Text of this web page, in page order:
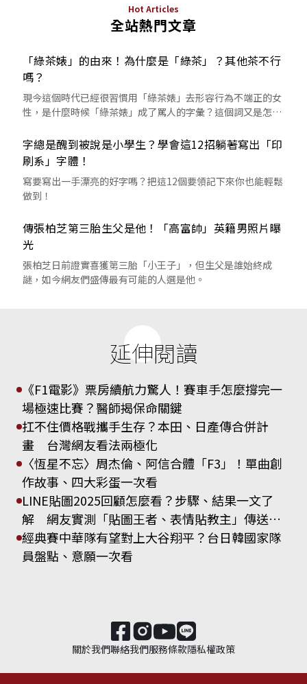
Hot Articles
全站熱門文章
「綠茶婊」的由來！為什麼是「綠茶」？其他茶不行
嗎？
現今這個時代已經很習慣用「綠茶婊」去形容行為不端正的女
性，是什麼時候「綠茶婊」成了罵人的字彙？這個詞又是怎麼
字總是醜到被說是小學生？學會這12招躺著寫出「印
刷系」字體！
寫要寫出一手漂亮的好字嗎？把這12個要領記下來你也能輕鬆
做到！
傳張柏芝第三胎生父是他！「高富帥」英籍男照片曝
光
張柏芝日前證實喜獲第三胎「小王子」，但生父是誰始終成
謎，如今網友們盛傳最有可能的人選是他。
延伸閱讀
《F1電影》票房續航力驚人！賽車手怎麼撐完一
場極速比賽？醫師揭保命關鍵
扛不住價格戰攜手生存？本田、日產傳合併計
畫 台灣網友看法兩極化
〈恆星不忘〉周杰倫、阿信合體「F3」！單曲創
作故事、四大彩蛋一次看
LINE貼圖2025回顧怎麼看？步驟、結果一文了
解 網友實測「貼圖王者、表情貼教主」傳送次
數揭曉
經典賽中華隊有望對上大谷翔平？台日韓國家隊
員盤點、意願一次看
關於我們聯絡我們服務條款隱私權政策